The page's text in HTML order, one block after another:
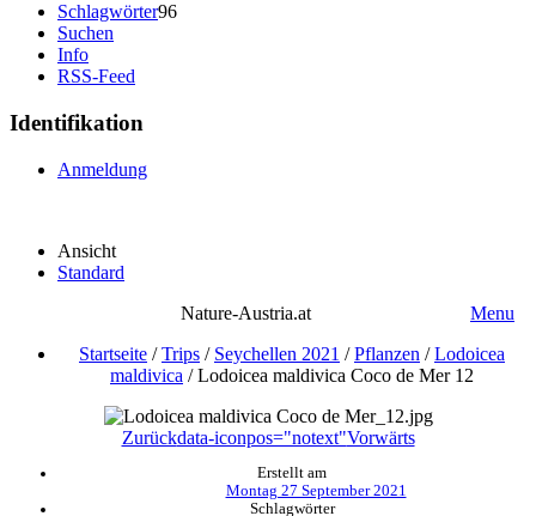
Schlagwörter96
Suchen
Info
RSS-Feed
Identifikation
Anmeldung
Ansicht
Standard
Nature-Austria.at
Menu
Startseite /Trips / Seychellen 2021 /Pflanzen /Lodoicea
maldivica /Lodoicea maldivica Coco de Mer 12
Zurückdata-iconpos="notext"Vorwärts
Erstellt am
Montag 27 September 2021
Schlagwörter